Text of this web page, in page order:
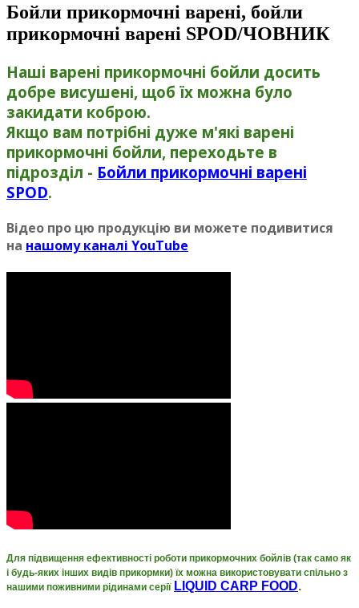
Бойли прикормочні варенi, бойли
прикормочні варенi SPOD/ЧОВНИК
Наші варені прикормочні бойли досить
добре висушені, щоб їх можна було
закидати коброю.
Якщо вам потрібні дуже м'які варені
прикормочні бойли, переходьте в
підрозділ - Бойли прикормочні варені
SPOD.
Відео про цю продукцію ви можете подивитися
на нашому каналi YouTube
Для підвищення ефективності роботи прикормочних бойлів (так само як
і будь-яких інших видів прикормки) їх можна використовувати спільно з
нашими поживними рідинами серії LIQUID CARP FOOD.